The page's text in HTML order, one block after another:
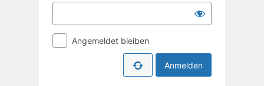
Angemeldet bleiben